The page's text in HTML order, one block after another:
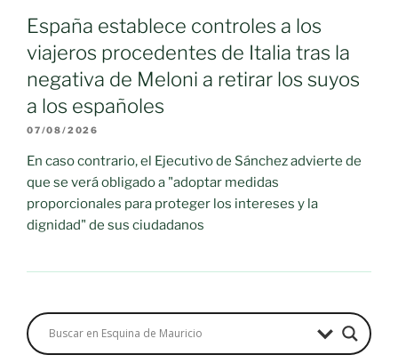
España establece controles a los
viajeros procedentes de Italia tras la
negativa de Meloni a retirar los suyos
a los españoles
07/08/2026
En caso contrario, el Ejecutivo de Sánchez advierte de
que se verá obligado a "adoptar medidas
proporcionales para proteger los intereses y la
dignidad" de sus ciudadanos